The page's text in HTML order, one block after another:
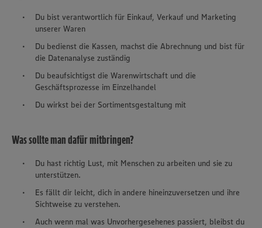
Du bist verantwortlich für Einkauf, Verkauf und Marketing
unserer Waren
Du bedienst die Kassen, machst die Abrechnung und bist für
die Datenanalyse zuständig
Du beaufsichtigst die Warenwirtschaft und die
Geschäftsprozesse im Einzelhandel
Du wirkst bei der Sortimentsgestaltung mit
Was sollte man dafür mitbringen?
Du hast richtig Lust, mit Menschen zu arbeiten und sie zu
unterstützen.
Es fällt dir leicht, dich in andere hineinzuversetzen und ihre
Sichtweise zu verstehen.
Auch wenn mal was Unvorhergesehenes passiert, bleibst du